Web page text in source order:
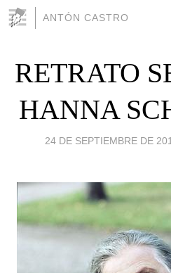
ANTÓN CASTRO
RETRATO
HANNA
24 DE SEPTIEMBRE DE